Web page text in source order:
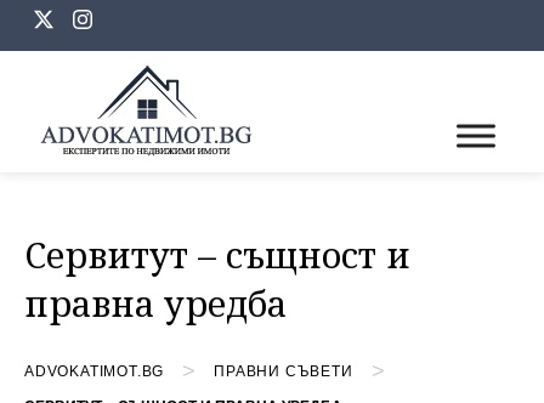
Skip
to
Сервитут – същност и
правна уредба
ADVOKATIMOT.BG > ПРАВНИ СЪВЕТИ >